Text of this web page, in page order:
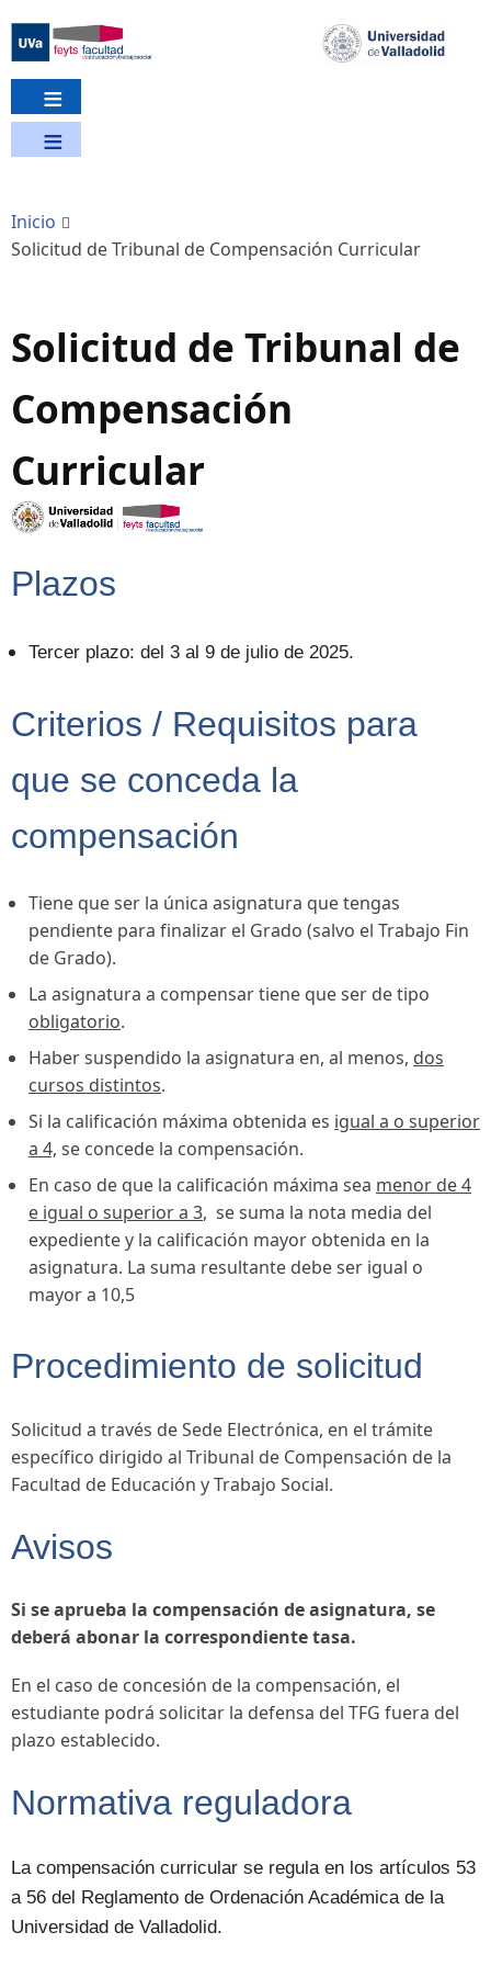
contenido
principal
Inicio
Solicitud de Tribunal de Compensación Curricular
Solicitud de Tribunal de
Compensación
Curricular
Plazos
Tercer plazo: del 3 al 9 de julio de 2025.
Criterios / Requisitos para
que se conceda la
compensación
Tiene que ser la única asignatura que tengas
pendiente para finalizar el Grado (salvo el Trabajo Fin
de Grado).
La asignatura a compensar tiene que ser de tipo
obligatorio.
Haber suspendido la asignatura en, al menos, dos
cursos distintos.
Si la calificación máxima obtenida es igual a o superior
a 4, se concede la compensación.
En caso de que la calificación máxima sea menor de 4
e igual o superior a 3, se suma la nota media del
expediente y la calificación mayor obtenida en la
asignatura. La suma resultante debe ser igual o
mayor a 10,5
Procedimiento de solicitud
Solicitud a través de Sede Electrónica, en el trámite
específico dirigido al Tribunal de Compensación de la
Facultad de Educación y Trabajo Social.
Avisos
Si se aprueba la compensación de asignatura, se
deberá abonar la correspondiente tasa.
En el caso de concesión de la compensación, el
estudiante podrá solicitar la defensa del TFG fuera del
plazo establecido.
Normativa reguladora
La compensación curricular se regula en los artículos 53
a 56 del Reglamento de Ordenación Académica de la
Universidad de Valladolid.